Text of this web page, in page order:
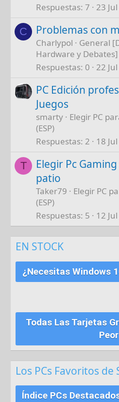
Respuestas 7 23
C Problemas con
Charlypol
General
Hardware y Debates]
Respuestas 0 22
PC Edición
Juegos
smarty
Elegir PC
(ESP)
Respuestas 2 18
T
Elegir Pc
patio
Taker79
Elegir PC
(ESP)
Respuestas 5 12
EN STOCK
¿Necesitas Windows
Todas Las Tarjetas
Peor
Los PCs Favoritos de
Índice PCs